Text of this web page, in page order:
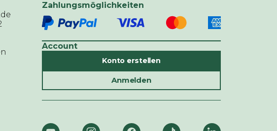
Zahlungsmöglichkeiten
Account
Konto erstellen
Anmelden